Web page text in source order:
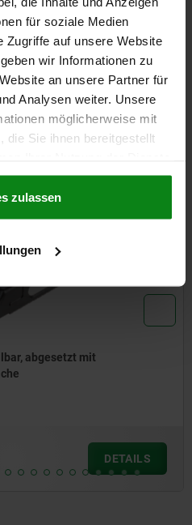
für soziale Medien
Zugriffe auf unsere Website
wir Informationen zu
an unsere Partner für
Analysen weiter. Unsere
möglicherweise mit
die Sie ihnen bereitgestellt
|AGB
zulassen
kauften auch
04575
Niederzugspanner Stahl mit
zzgl. Versandkosten